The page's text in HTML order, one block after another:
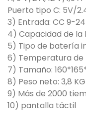
Puerto tipo C: 5V/
3) Entrada: CC 9-
4) Capacidad de la
5) Tipo de batería
6) Temperatura
7) Tamaño:
8) Peso neto: 3,8 KG
9) Más de 2000
10) pantalla táctil